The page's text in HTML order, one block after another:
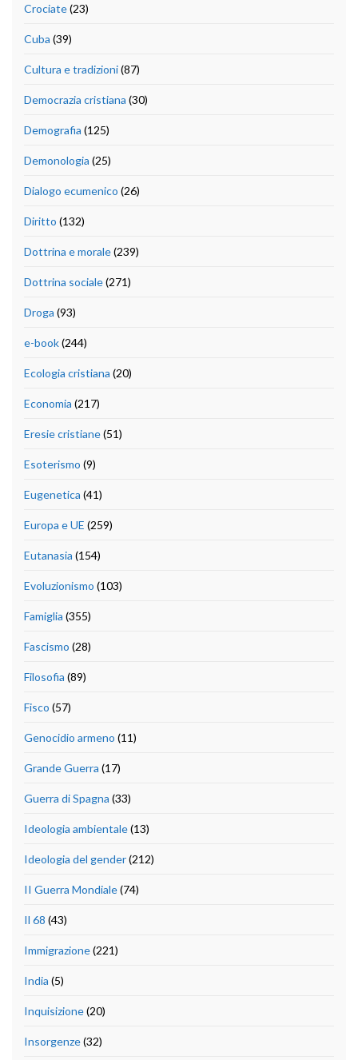
Crociate(23)
Cuba (39)
Cultura e tradizioni(87)
Democrazia cristiana (30)
Demografia (125)
Demonologia (25)
Dialogo ecumenico (26)
Diritto (132)
Dottrina e morale(239)
Dottrina sociale(271)
Droga (93)
e-book(244)
Ecologia cristiana (20)
Economia (217)
Eresie cristiane(51)
Esoterismo (9)
Eugenetica (41)
Europa e UE (259)
Eutanasia (154)
Evoluzionismo (103)
Famiglia (355)
Fascismo (28)
Filosofia (89)
Fisco (57)
Genocidio armeno (11)
Grande Guerra (17)
Guerra di Spagna (33)
Ideologia ambientale(13)
Ideologia del gender(212)
II Guerra Mondiale(74)
Il 68 (43)
Immigrazione(221)
India (5)
Inquisizione(20)
Insorgenze(32)